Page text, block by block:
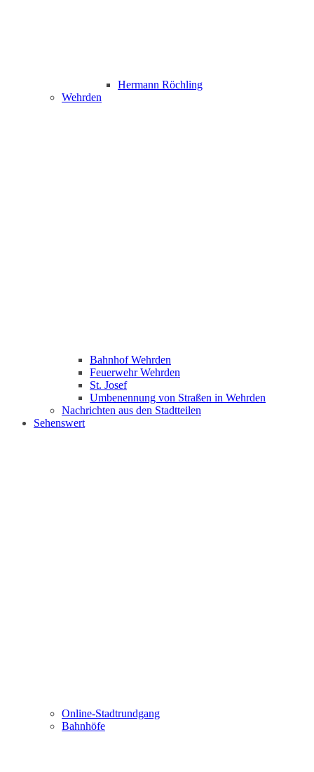
Hermann Röchling
Wehrden
Bahnhof Wehrden
Feuerwehr Wehrden
St. Josef
Umbenennung von Straßen in Wehrden
Nachrichten aus den Stadtteilen
Sehenswert
Online-Stadtrundgang
Bahnhöfe